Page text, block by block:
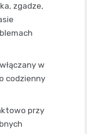
zgadze,
w
codzienny
przy